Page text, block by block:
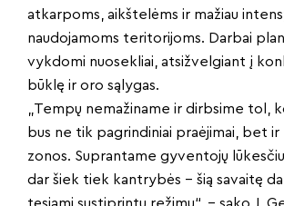
atkarpoms, aikštelėms ir mažiau
naudojamoms teritorijoms. Darbai
vykdomi nuosekliai, atsižvelgiant į
būklę ir oro sąlygas.
„Tempų nemažiname ir dirbsime tol,
bus ne tik pagrindiniai praėjimai, bet ir
zonos. Suprantame gyventojų
dar šiek tiek kantrybės – šią savaitę